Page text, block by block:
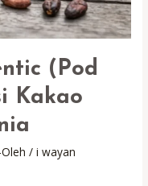
(Pod
Kakao
/i wayan